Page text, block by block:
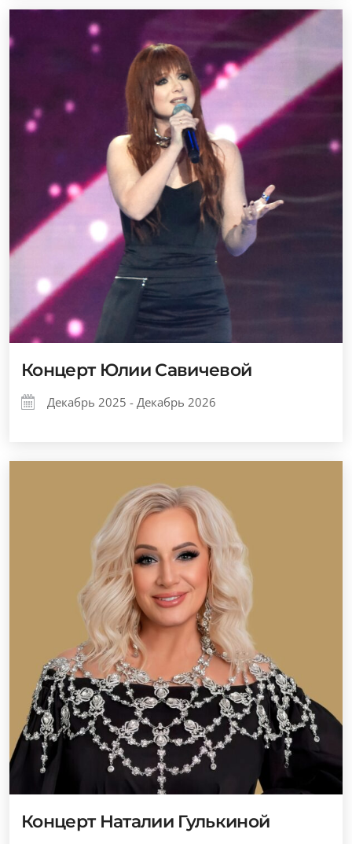
Концерт Юлии Савичевой
Декабрь 2025 - Декабрь 2026
Концерт Наталии Гулькиной